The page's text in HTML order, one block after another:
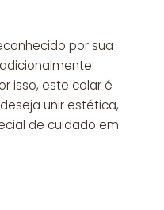
por sua
isso, este colar é
unir estética,
de cuidado em